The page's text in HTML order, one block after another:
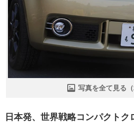
写真を全て見る（
日本発、世界戦略コンパクトク